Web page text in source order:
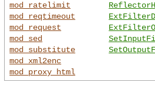
mod_ratelimit
mod_reqtimeout
mod_request
mod_sed
mod_substitute
mod_xml2enc
mod_proxy_html